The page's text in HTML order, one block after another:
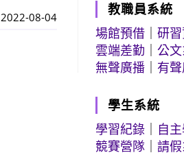
2022-08-04
教職員系統
場館預借 ｜研
雲端差勤 ｜公
無聲廣播
有
學生系統
學習紀錄
自
競賽營隊 ｜請